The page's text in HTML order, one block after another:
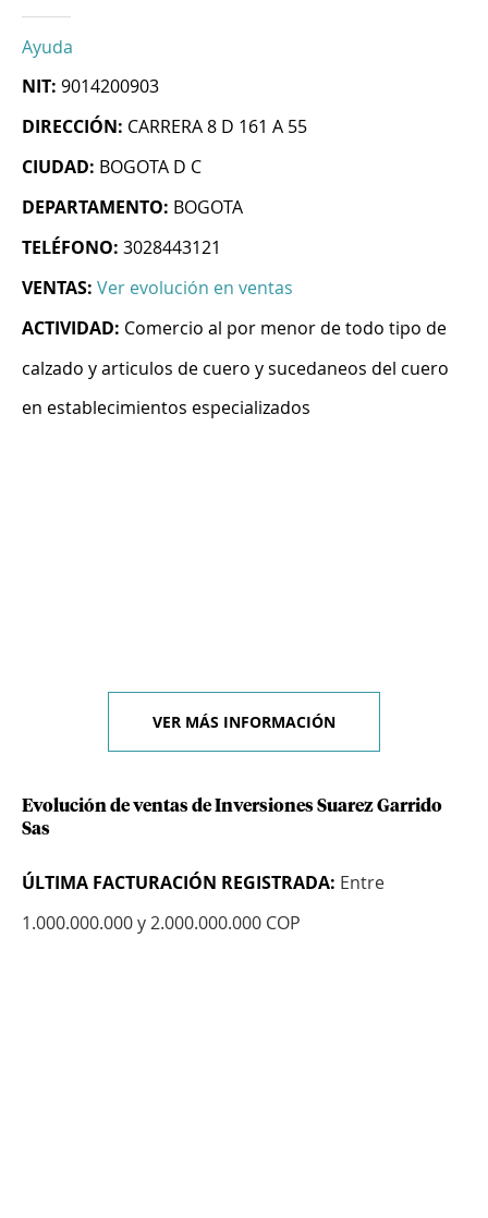
Ayuda
NIT: 9014200903
DIRECCIÓN: CARRERA 8 D 161 A 55
CIUDAD: BOGOTA D C
DEPARTAMENTO: BOGOTA
TELÉFONO: 3028443121
VENTAS: Ver evolución en ventas
ACTIVIDAD: Comercio al por menor de todo tipo de
calzado y articulos de cuero y sucedaneos del cuero
en establecimientos especializados
VER MÁS INFORMACIÓN
Evolución de ventas de Inversiones Suarez Garrido
Sas
ÚLTIMA FACTURACIÓN REGISTRADA: Entre
1.000.000.000 y 2.000.000.000 COP